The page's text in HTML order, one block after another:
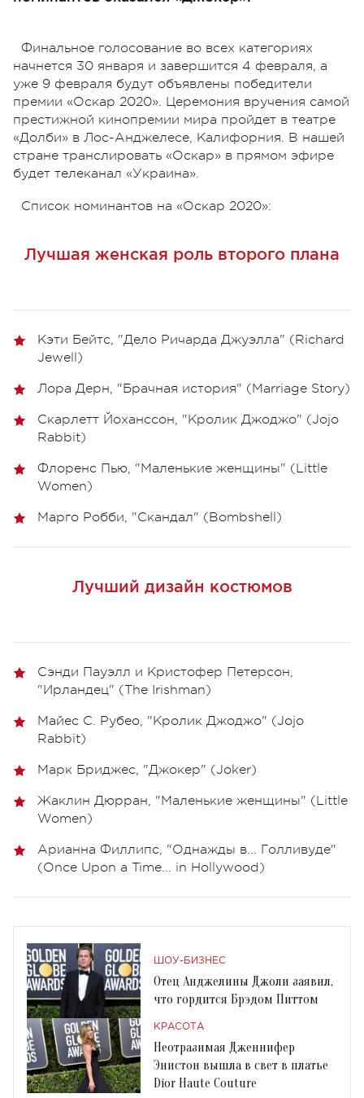
Финальное голосование во всех категориях
начнется 30 января и завершится 4 февраля, а
уже 9 февраля будут объявлены победители
премии «Оскар 2020». Церемония вручения самой
престижной кинопремии мира пройдет в театре
«Долби» в Лос-Анджелесе, Калифорния. В нашей
стране транслировать «Оскар» в прямом эфире
будет телеканал «Украина».
Список номинантов на «Оскар 2020»:
Лучшая женская роль второго плана
Кэти Бейтс, "Дело Ричарда Джуэлла" (Richard
Jewell)
Лора Дерн, "Брачная история" (Marriage Story)
Скарлетт Йоханссон, "Кролик Джоджо" (Jojo
Rabbit)
Флоренс Пью, "Маленькие женщины" (Little
Women)
Марго Робби, "Скандал" (Bombshell)
Лучший дизайн костюмов
Сэнди Пауэлл и Кристофер Петерсон,
"Ирландец" (The Irishman)
Майес С. Рубео, "Кролик Джоджо" (Jojo
Rabbit)
Марк Бриджес, "Джокер" (Joker)
Жаклин Дюрран, "Маленькие женщины" (Little
Women)
Арианна Филлипс, "Однажды в... Голливуде"
(Once Upon a Time... in Hollywood)
ШОУ-БИЗНЕС
Отец Анджелины Джоли заявил,
что гордится Брэдом Питтом
КРАСОТА
Неотразимая Дженнифер
Энистон вышла в свет в платье
Dior Haute Couture